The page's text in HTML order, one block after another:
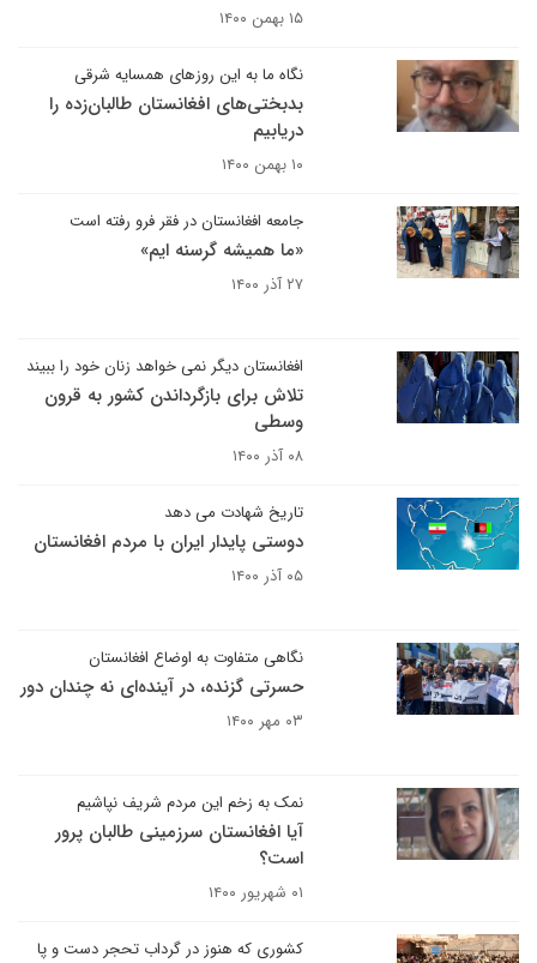
۱۵ بهمن ۱۴۰۰
نگاه ما به این روزهای همسایه شرقی
بدبختی‌های افغانستان طالبان‌زده را
دریابیم
۱۰ بهمن ۱۴۰۰
جامعه افغانستان در فقر فرو رفته است
«ما همیشه گرسنه ایم»
۲۷ آذر ۱۴۰۰
افغانستان دیگر نمی خواهد زنان خود را ببیند
تلاش برای بازگرداندن کشور به قرون
وسطی
۰۸ آذر ۱۴۰۰
تاریخ شهادت می دهد
دوستی پایدار ایران با مردم افغانستان
۰۵ آذر ۱۴۰۰
نگاهی متفاوت به اوضاع افغانستان
حسرتی گزنده، در آینده‌ای نه چندان دور
۰۳ مهر ۱۴۰۰
نمک به زخم این مردم شریف نپاشیم
آیا افغانستان سرزمینی طالبان پرور
است؟
۰۱ شهریور ۱۴۰۰
کشوری که هنوز در گرداب تحجر دست و پا